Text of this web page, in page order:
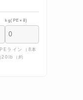
kg(PE×8)
ライン（8本
20lb（約